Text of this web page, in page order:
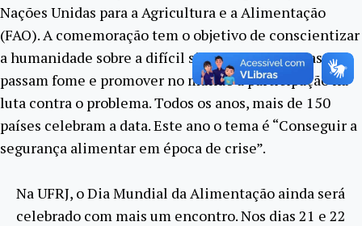
Nações Unidas para a Agricultura e a Alimentação
(FAO). A comemoração tem o objetivo de conscientizar
a humanidade sobre a difícil situação das pessoas que
passam fome e promover no mundo a participação na
luta contra o problema. Todos os anos, mais de 150
países celebram a data. Este ano o tema é “Conseguir a
segurança alimentar em época de crise”.
Na UFRJ, o Dia Mundial da Alimentação ainda será
celebrado com mais um encontro. Nos dias 21 e 22